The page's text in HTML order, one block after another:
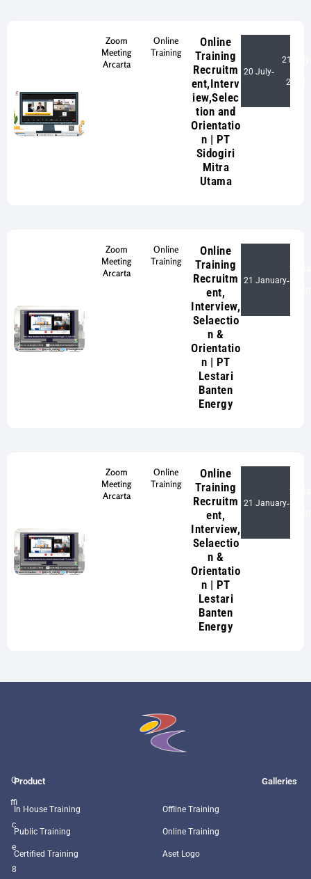
Zoom
Meeting
Arcarta
Online
Training
Online
Training
Recruitm
ent,Interv
iew,Selec
tion and
Orientatio
n | PT
Sidogiri
Mitra
Utama
20 July-
21 July
2023
Zoom
Meeting
Arcarta
Online
Training
Online
Training
Recruitm
ent,
Interview,
Selaectio
n &
Orientatio
n | PT
Lestari
Banten
Energy
21 January-
22
Zoom
Meeting
Arcarta
Online
Training
Online
Training
Recruitm
ent,
Interview,
Selaectio
n &
Orientatio
n | PT
Lestari
Banten
Energy
21 January-
22
O
ffi
c
e
8
Product
In House Training
Public Training
Certified Training
Galleries
Offline Training
Online Training
Aset Logo